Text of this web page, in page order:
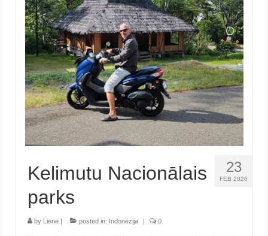
23
FEB 2026
Kelimutu Nacionālais
parks
by Liene | posted in: Indonēzija | 0